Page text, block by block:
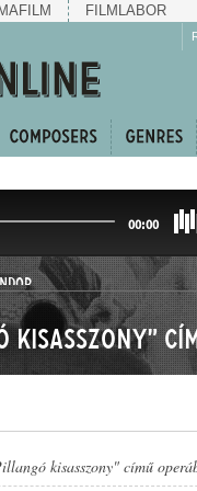
MAFILM FILMLABOR
00:00
kisasszony"
kisasszony" című